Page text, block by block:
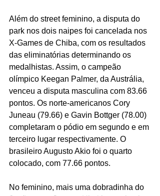
Além do street feminino, a disputa do
park nos dois naipes foi cancelada nos
X-Games de Chiba, com os resultados
das eliminatórias determinando os
medalhistas. Assim, o campeão
olímpico Keegan Palmer, da Austrália,
venceu a disputa masculina com 83.66
pontos. Os norte-americanos Cory
Juneau (79.66) e Gavin Bottger (78.00)
completaram o pódio em segundo e em
terceiro lugar respectivamente. O
brasileiro Augusto Akio foi o quarto
colocado, com 77.66 pontos.
No feminino, mais uma dobradinha do